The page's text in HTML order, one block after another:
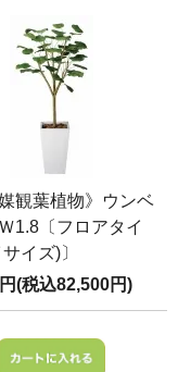
媒観葉植物》ウンベ
1.8〔フロアタイ
イズ)〕
(税込82,500円)